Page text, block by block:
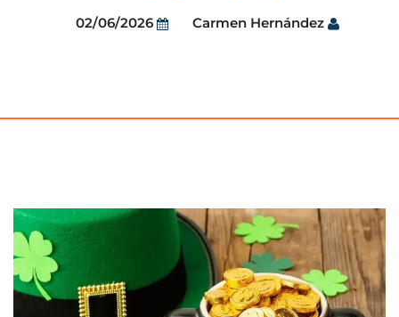
Carmen Hernández
02/06/2026